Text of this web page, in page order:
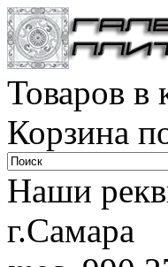
Товаров в
Корзина
Наши
г.Самара